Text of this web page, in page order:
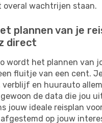
overal wachtrijen staan.
plannen van je
direct
wordt het plannen van
fluitje van een cent.
en huurauto
gewoon de data die jou
jouw ideale reisplan
op jouw